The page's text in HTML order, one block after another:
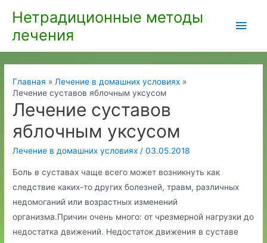
содержимому
Нетрадиционные методы
лечения
Главная
Лечение в домашних условиях
Лечение суставов яблочным уксусом
Лечение суставов
яблочным уксусом
Лечение в домашних условиях /03.05.2018
Боль в суставах чаще всего может возникнуть как
следствие каких-то других болезней, травм, различных
недомоганий или возрастных изменений
организма.Причин очень много: от чрезмерной нагрузки до
недостатка движений. Недостаток движения в суставе